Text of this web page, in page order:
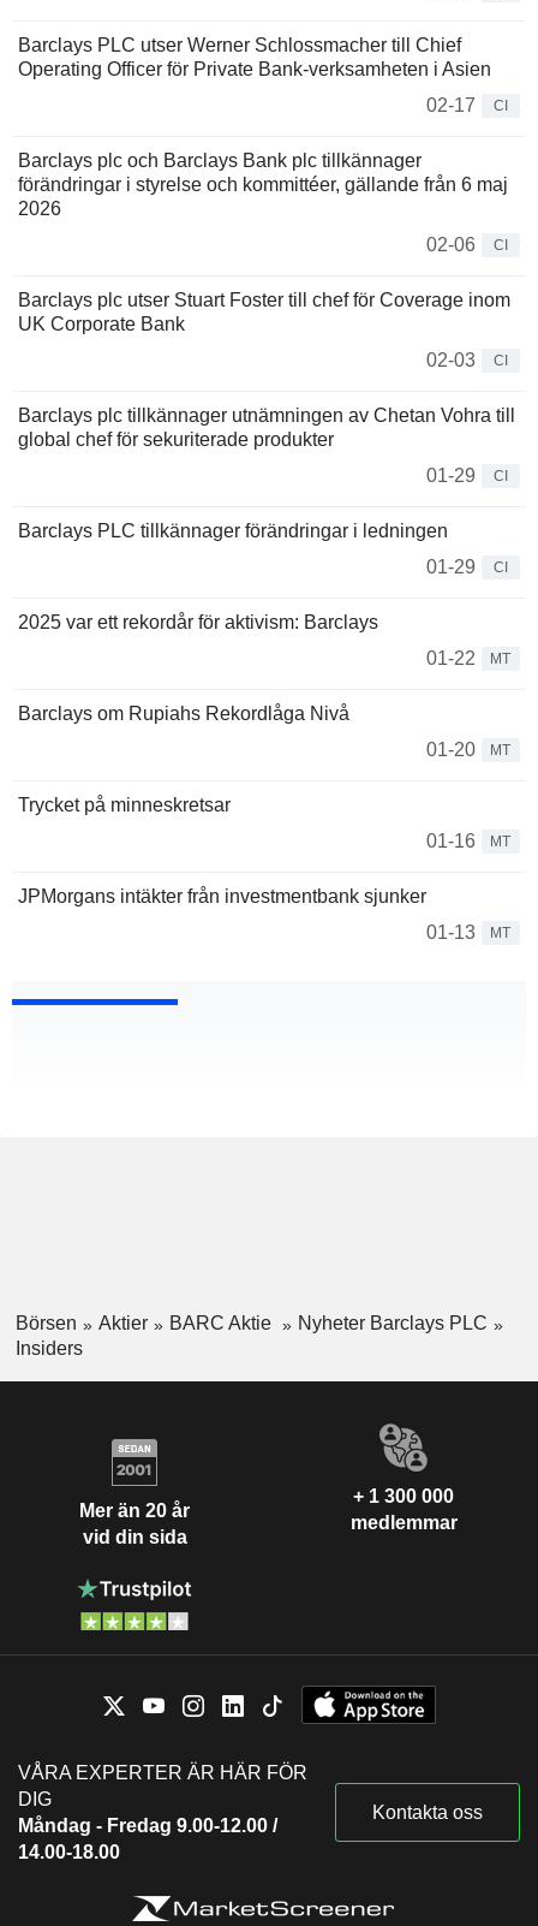
Barclays PLC utser Werner Schlossmacher till Chief
Operating Officer för Private Bank-verksamheten i Asien
02-17
CI
Barclays plc och Barclays Bank plc tillkännager
förändringar i styrelse och kommittéer, gällande från 6 maj
2026
02-06
CI
Barclays plc utser Stuart Foster till chef för Coverage inom
UK Corporate Bank
02-03
CI
Barclays plc tillkännager utnämningen av Chetan Vohra till
global chef för sekuriterade produkter
01-29
CI
Barclays PLC tillkännager förändringar i ledningen
01-29
CI
2025 var ett rekordår för aktivism: Barclays
01-22
MT
Barclays om Rupiahs Rekordlåga Nivå
01-20
MT
Trycket på minneskretsar
01-16
MT
JPMorgans intäkter från investmentbank sjunker
01-13
MT
Börsen Aktier BARC Aktie
Nyheter Barclays PLC
Insiders
Mer än 20 år
vid din sida
+ 1 300 000
medlemmar
VÅRA EXPERTER ÄR HÄR FÖR
DIG
Måndag - Fredag 9.00-12.00 /
14.00-18.00
Kontakta oss